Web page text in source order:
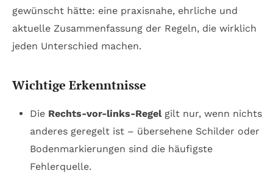
gewünscht hätte: eine praxisnahe, ehrliche und
aktuelle Zusammenfassung der Regeln, die wirklich
jeden Unterschied machen.
Wichtige Erkenntnisse
Die Rechts-vor-links-Regelgilt nur, wenn nichts
anderes geregelt ist – übersehene Schilder oder
Bodenmarkierungen sind die häufigste
Fehlerquelle.